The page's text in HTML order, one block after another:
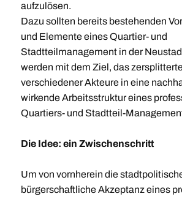
aufzulösen.
Dazu sollten bereits bestehenden
und Elemente eines Quartier- und
Stadtteilmanagement in der
werden mit dem Ziel, das
verschiedener Akteure in eine
wirkende Arbeitsstruktur eines
Quartiers- und Stadtteil-
Die Idee: ein Zwischenschritt
Um von vornherein die
bürgerschaftliche Akzeptanz eines